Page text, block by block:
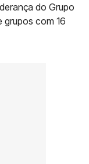
do Grupo
grupos com 16